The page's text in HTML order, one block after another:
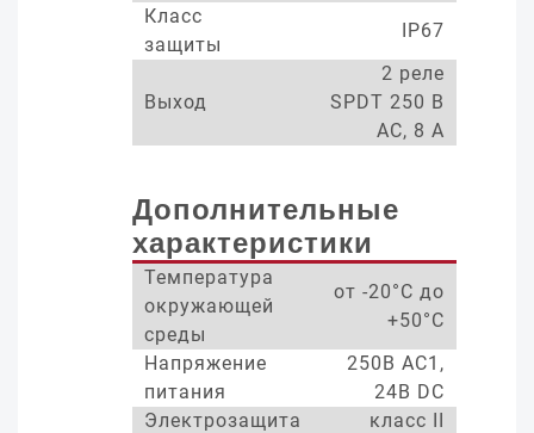
Класс
защиты
IP67
Выход
2 реле
SPDT 250 В
AC, 8 A
Дополнительные
характеристики
Температура
окружающей
среды
от -20°С до
+50°С
Напряжение
питания
250В AC1,
24В DC
Электрозащита
класс II